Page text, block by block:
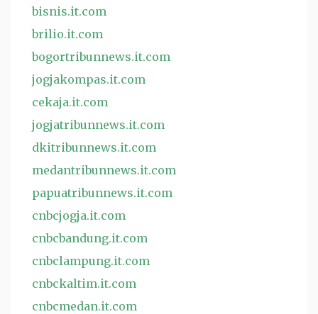
bisnis.it.com
brilio.it.com
bogortribunnews.it.com
jogjakompas.it.com
cekaja.it.com
jogjatribunnews.it.com
dkitribunnews.it.com
medantribunnews.it.com
papuatribunnews.it.com
cnbcjogja.it.com
cnbcbandung.it.com
cnbclampung.it.com
cnbckaltim.it.com
cnbcmedan.it.com